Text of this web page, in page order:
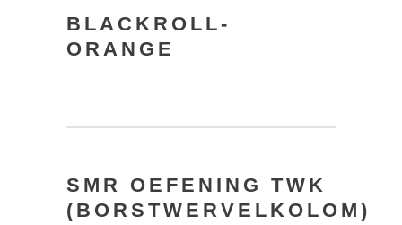
BLACKROLL-
ORANGE
SMR OEFENING TWK
(BORSTWERVELKOLOM)